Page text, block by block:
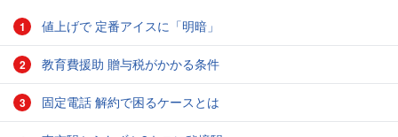
1 値上げで 定番アイスに「明暗」
2 教育費援助 贈与税がかかる条件
3 固定電話 解約で困るケースとは